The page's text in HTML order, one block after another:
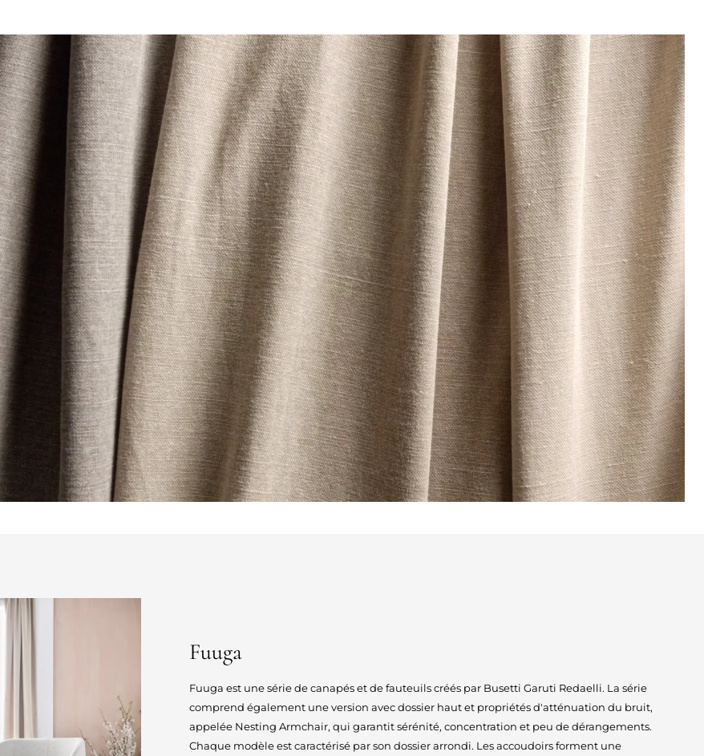
Fuuga
Fuuga est une série de canapés et de fauteuils créés par Busetti Garuti Redaelli. La série
comprend également une version avec dossier haut et propriétés d'atténuation du bruit,
appelée Nesting Armchair, qui garantit sérénité, concentration et peu de dérangements.
Chaque modèle est caractérisé par son dossier arrondi. Les accoudoirs forment une